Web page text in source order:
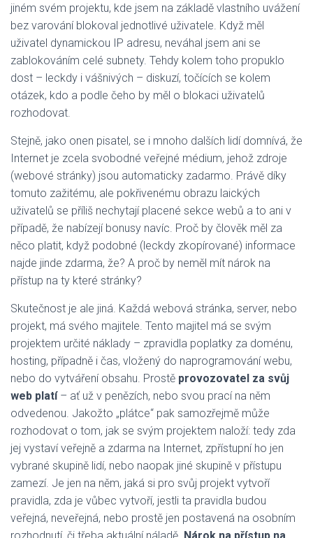
jiném svém projektu, kde jsem na základě vlastního uvážení
bez varování blokoval jednotlivé uživatele. Když měl
uživatel dynamickou IP adresu, neváhal jsem ani se
zablokováním celé subnety. Tehdy kolem toho propuklo
dost – leckdy i vášnivých – diskuzí, točících se kolem
otázek, kdo a podle čeho by měl o blokaci uživatelů
rozhodovat.
Stejně, jako onen pisatel, se i mnoho dalších lidí domnívá, že
Internet je zcela svobodné veřejné médium, jehož zdroje
(webové stránky) jsou automaticky zadarmo. Právě díky
tomuto zažitému, ale pokřivenému obrazu laických
uživatelů se příliš nechytají placené sekce webů a to ani v
případě, že nabízejí bonusy navíc. Proč by člověk měl za
něco platit, když podobné (leckdy zkopírované) informace
najde jinde zdarma, že? A proč by neměl mít nárok na
přístup na ty které stránky?
Skutečnost je ale jiná. Každá webová stránka, server, nebo
projekt, má svého majitele. Tento majitel má se svým
projektem určité náklady – zpravidla poplatky za doménu,
hosting, případně i čas, vložený do naprogramování webu,
nebo do vytváření obsahu. Prostě provozovatel za svůj
web platí– ať už v penězích, nebo svou prací na něm
odvedenou. Jakožto „plátce“ pak samozřejmě může
rozhodovat o tom, jak se svým projektem naloží: tedy zda
jej vystaví veřejně a zdarma na Internet, zpřístupní ho jen
vybrané skupině lidí, nebo naopak jiné skupině v přístupu
zamezí. Je jen na něm, jaká si pro svůj projekt vytvoří
pravidla, zda je vůbec vytvoří, jestli ta pravidla budou
veřejná, neveřejná, nebo prostě jen postavená na osobním
rozhodnutí, či třeba aktuální náladě. Nárok na přístup na